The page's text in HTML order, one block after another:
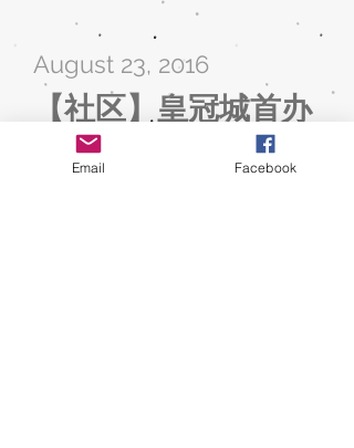
August 23, 2016
【社区】皇冠城首办
捐血运动 获过百民众
Email Facebook